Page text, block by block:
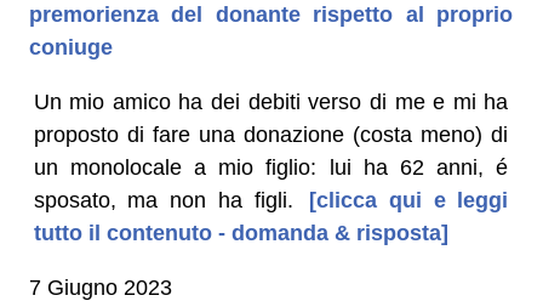
premorienza del donante rispetto al proprio
coniuge
Un mio amico ha dei debiti verso di me e mi ha
proposto di fare una donazione (costa meno) di
un monolocale a mio figlio: lui ha 62 anni, é
sposato, ma non ha figli.
[clicca qui e leggi
tutto il contenuto - domanda & risposta]
7 Giugno 2023